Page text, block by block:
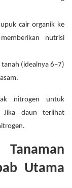
cair organik ke
nutrisi
(idealnya 6–7)
nitrogen untuk
Jika daun terlihat
Utama